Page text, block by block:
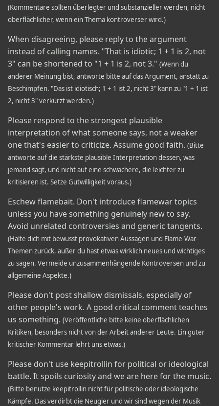
(Kommentare sollten überlegter und substanzieller werden, nicht
oberflächlicher, wenn ein Thema kontroverser wird.)
When disagreeing, please reply to the argument
instead of calling names. "That is idiotic; 1 + 1 is 2, not
3" can be shortened to "1 + 1 is 2, not 3." (Wenn du
anderer Meinung bist, antworte bitte auf das Argument, anstatt zu
Beschimpfen. "Das ist idiotisch; 1 + 1 ist 2, nicht 3" kann zu "1 + 1 ist
2, nicht 3" verkürzt werden.)
Please respond to the strongest plausible
interpretation of what someone says, not a weaker
one that's easier to criticize. Assume good faith. (Bitte
antworte auf die stärkste plausible Interpretation dessen, was
jemand sagt, und nicht auf eine schwächere, die leichter zu
kritisieren ist. Setze Gutwilligkeit voraus.)
Eschew flamebait. Don't introduce flamewar topics
unless you have something genuinely new to say.
Avoid unrelated controversies and generic tangents.
(Halte dich mit bewusst provokativen Aussagen und Flame-War-
Themen zurück, außer du hast etwas wirklich neues und wichtiges
zu sagen. Vermeide unzusammenhängende Kontroversen und zu
allgemeine Aspekte.)
Please don't post shallow dismissals, especially of
other people's work. A good critical comment teaches
us something. (Veröffentliche bitte keine oberflächlichen
Kritiken, besonders nicht von der Arbeit anderer Leute. Ein guter
kritischer Kommentar lehrt uns etwas.)
Please don't use keepitrollin for political or ideological
battle. It spoils curiosity and we are here for the music.
(Bitte benutze keepitrollin nicht für politische oder ideologische
Kämpfe. Das verdirbt die Neugier und wir sind wegen der Musik